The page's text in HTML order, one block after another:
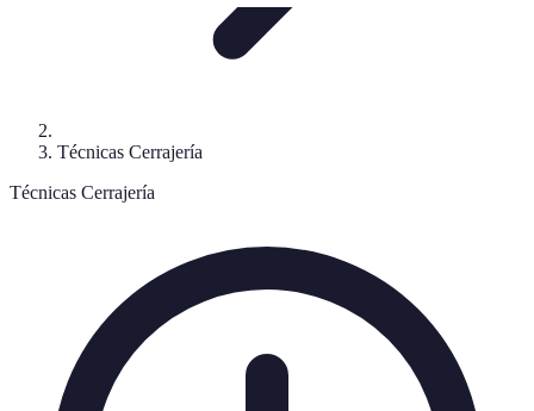
Técnicas Cerrajería
Técnicas Cerrajería